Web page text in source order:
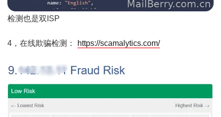
检测也是双ISP
4，在线欺骗检测： https://scamalytics.com/